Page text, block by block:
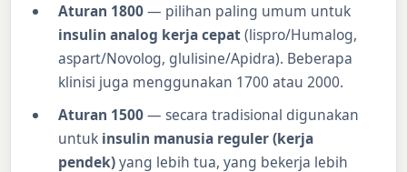
Aturan 1800— pilihan paling umum untuk
insulin analog kerja cepat(lispro/Humalog,
aspart/Novolog, glulisine/Apidra). Beberapa
klinisi juga menggunakan 1700 atau 2000.
Aturan 1500— secara tradisional digunakan
untuk insulin manusia reguler (kerja
pendek)yang lebih tua, yang bekerja lebih